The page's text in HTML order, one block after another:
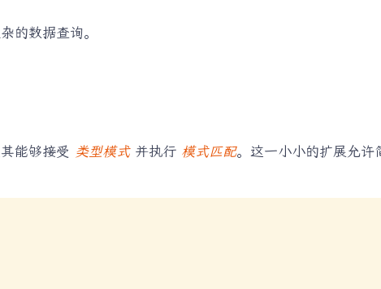
的数据查询。
能够接受 类型模式并执行 模式匹配。这一小小的扩展允许